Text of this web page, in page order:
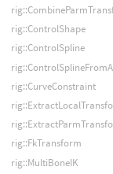
rig::ControlShape
rig::ControlSpline
rig::CurveConstraint
rig::FkTransform
rig::MultiBoneIK